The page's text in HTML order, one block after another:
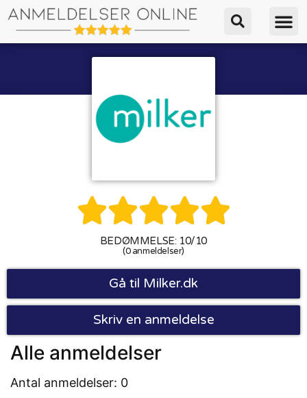

BEDØMMELSE: 10/10
(0 anmeldelser)
Gå til Milker.dk
Skriv en anmeldelse
Alle anmeldelser
Antal anmeldelser: 0